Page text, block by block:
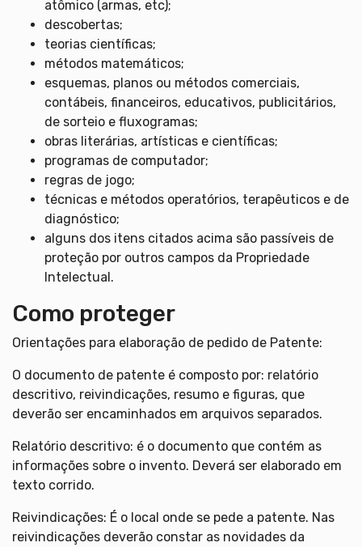
atômico (armas, etc);
descobertas;
teorias científicas;
métodos matemáticos;
esquemas, planos ou métodos comerciais,
contábeis, financeiros, educativos, publicitários,
de sorteio e fluxogramas;
obras literárias, artísticas e científicas;
programas de computador;
regras de jogo;
técnicas e métodos operatórios, terapêuticos e de
diagnóstico;
alguns dos itens citados acima são passíveis de
proteção por outros campos da Propriedade
Intelectual.
Como proteger
Orientações para elaboração de pedido de Patente:
O documento de patente é composto por: relatório
descritivo, reivindicações, resumo e figuras, que
deverão ser encaminhados em arquivos separados.
Relatório descritivo: é o documento que contém as
informações sobre o invento. Deverá ser elaborado em
texto corrido.
Reivindicações: É o local onde se pede a patente. Nas
reivindicações deverão constar as novidades da